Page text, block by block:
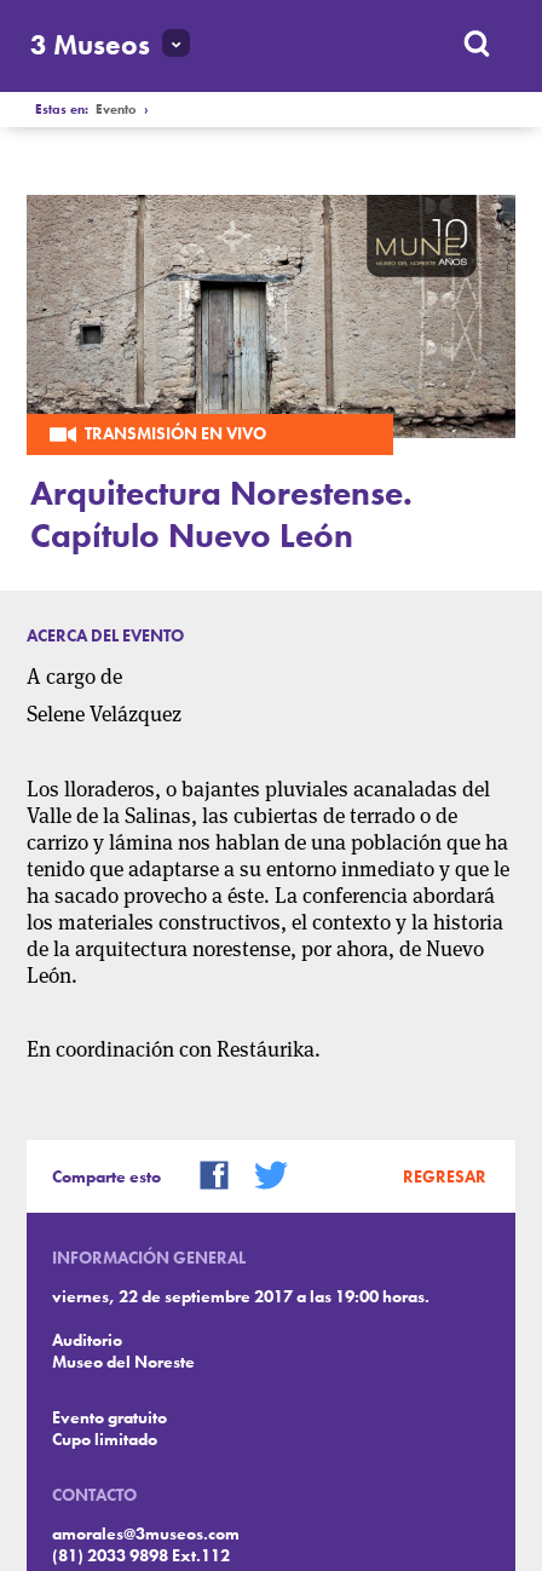
3 Museos
Estas en:Evento ›
TRANSMISIÓN EN VIVO
Arquitectura Norestense.
Capítulo Nuevo León
ACERCA DEL EVENTO
A cargo de
Selene Velázquez
Los lloraderos, o bajantes pluviales acanaladas del
Valle de la Salinas, las cubiertas de terrado o de
carrizo y lámina nos hablan de una población que ha
tenido que adaptarse a su entorno inmediato y que le
ha sacado provecho a éste. La conferencia abordará
los materiales constructivos, el contexto y la historia
de la arquitectura norestense, por ahora, de Nuevo
León.
En coordinación con Restáurika.
Comparte esto REGRESAR
INFORMACIÓN GENERAL
viernes, 22 de septiembre 2017 a las 19:00 horas.
Auditorio
Museo del Noreste
Evento gratuito
Cupo limitado
CONTACTO
amorales@3museos.com
(81) 2033 9898 Ext.112